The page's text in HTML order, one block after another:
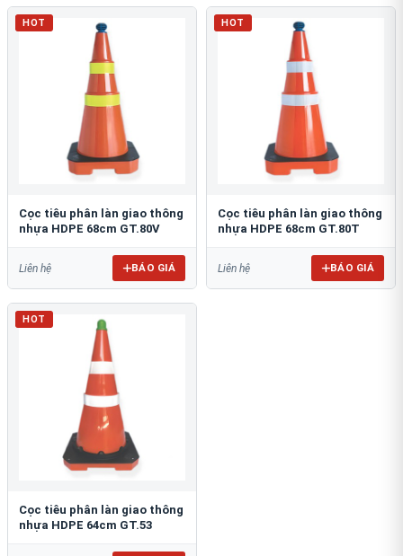
HOT
Cọc tiêu phân làn giao thông
nhựa HDPE 68cm GT.80V
Liên hệ BÁO GIÁ
HOT
Cọc tiêu phân làn giao thông
nhựa HDPE 68cm GT.80T
Liên hệ BÁO GIÁ
HOT
Cọc tiêu phân làn giao thông
nhựa HDPE 64cm GT.53